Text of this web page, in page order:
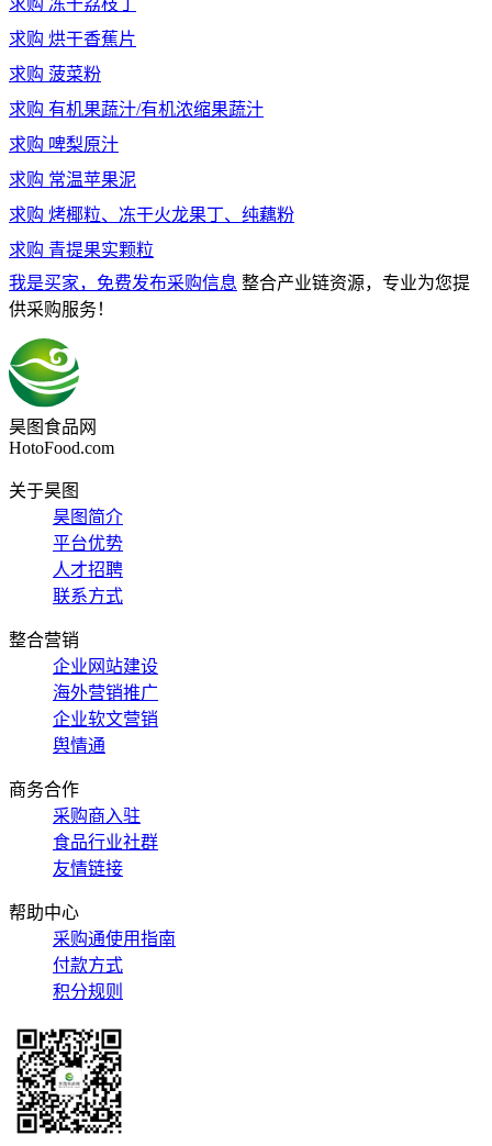
求购 烘干香蕉片
求购 菠菜粉
求购 有机果蔬汁/有机浓缩果蔬汁
求购 啤梨原汁
求购 常温苹果泥
求购 烤椰粒、冻干火龙果丁、纯藕粉
求购 青提果实颗粒
我是买家，免费发布采购信息 整合产业链资源，专业为您提
供采购服务！
昊图食品网
HotoFood.com
关于昊图
昊图简介
平台优势
人才招聘
联系方式
整合营销
企业网站建设
海外营销推广
企业软文营销
舆情通
商务合作
采购商入驻
食品行业社群
友情链接
帮助中心
采购通使用指南
付款方式
积分规则